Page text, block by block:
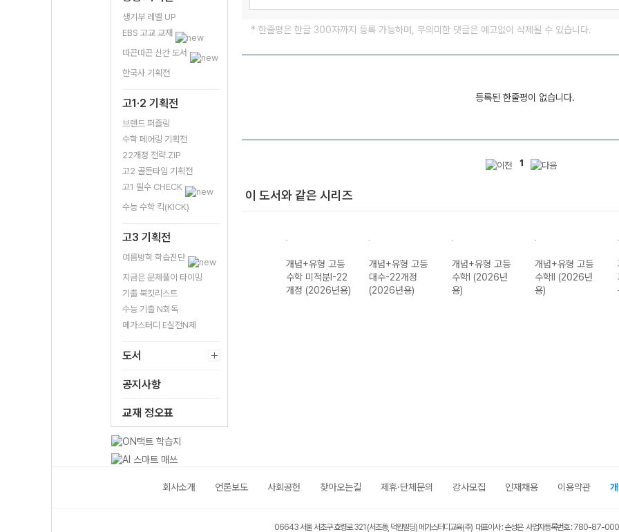
생기부 레벨 UP
EBS 고교 교재
따끈따끈 신간 도서
한국사 기획전
고1·2 기획전
브랜드 퍼즐링
수학 페어링 기획전
22개정 전략.ZIP
고2 골든타임 기획전
고1 필수 CHECK
수능 수학 킥(KICK)
고3 기획전
여름방학 학습진단
지금은 문제풀이 타이밍
기출 북킷리스트
수능 기출 N회독
메가스터디 E실전N제
도서
공지사항
교재 정오표
* 한줄평은 한글 300자까지 등록 가능하며, 무의미한 댓글은 예고없이 삭제될 수 있습니다.
등록된 한줄평이 없습니다.
1
이 도서와 같은 시리즈
개념+유형 고등
수학(하) (2026
년용)
개념+유형 기하
개념+유형 고등
수학 미적분I-22
개정 (2026년용)
개념+유형 고등
대수-22개정
(2026년용)
개념+유형 고등
수학I (2026년
용)
개념+유형 고등
수학II (2026년
용)
회사소개 언론보도 사회공헌 찾아오는길 제휴·단체문의 강사모집 인재채용 이용약관
06643 서울 서초구 효령로 321 (서초동, 덕원빌딩) 메가스터디교육(주) 대표이사 : 손성은 사업자등록번호 : 780-87-